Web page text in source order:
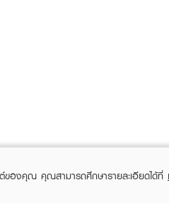
ต์ของคุณ คุณสามารถศึกษารายละเอียดได้ที่